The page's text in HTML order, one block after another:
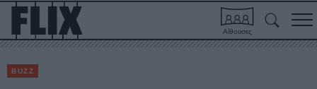
Αίθουσες
BUZZ